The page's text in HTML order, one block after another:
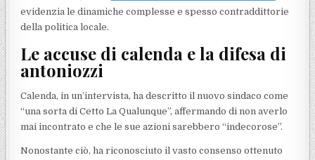
evidenzia le dinamiche complesse e spesso contraddittorie
della politica locale.
Le accuse di calenda e la difesa di
antoniozzi
Calenda, in un’intervista, ha descritto il nuovo sindaco come
“una sorta di Cetto La Qualunque”, affermando di non averlo
mai incontrato e che le sue azioni sarebbero “indecorose”.
Nonostante ciò, ha riconosciuto il vasto consenso ottenuto